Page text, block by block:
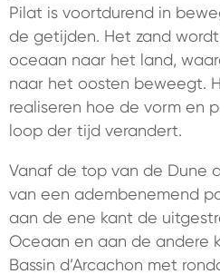
Pilat is voortdurend in
de getijden. Het zand
oceaan naar het land,
naar het oosten beweegt.
realiseren hoe de vorm en
loop der tijd verandert.
Vanaf de top van de Dune
van een adembenemend
aan de ene kant de
Oceaan en aan de andere
Bassin d’Arcachon met